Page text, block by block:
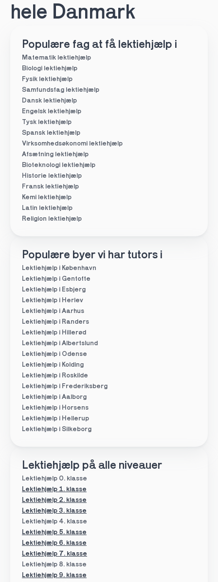
hele Danmark
Populære fag at få lektiehjælp i
Matematik lektiehjælp
Biologi lektiehjælp
Fysik lektiehjælp
Samfundsfag lektiehjælp
Dansk lektiehjælp
Engelsk lektiehjælp
Tysk lektiehjælp
Spansk lektiehjælp
Virksomhedsøkonomi lektiehjælp
Afsætning lektiehjælp
Bioteknologi lektiehjælp
Historie lektiehjælp
Fransk lektiehjælp
Kemi lektiehjælp
Latin lektiehjælp
Religion lektiehjælp
Populære byer vi har tutors i
Lektiehjælp i København
Lektiehjælp i Gentofte
Lektiehjælp i Esbjerg
Lektiehjælp i Herlev
Lektiehjælp i Aarhus
Lektiehjælp i Randers
Lektiehjælp i Hillerød
Lektiehjælp i Albertslund
Lektiehjælp i Odense
Lektiehjælp i Kolding
Lektiehjælp i Roskilde
Lektiehjælp i Frederiksberg
Lektiehjælp i Aalborg
Lektiehjælp i Horsens
Lektiehjælp i Hellerup
Lektiehjælp i Silkeborg
Lektiehjælp på alle niveauer
Lektiehjælp 0. klasse
Lektiehjælp 4. klasse
Lektiehjælp 5. klasse
Lektiehjælp 8. klasse
Lektiehjælp 1. klasse
Lektiehjælp 6. klasse
Lektiehjælp 7. klasse
Lektiehjælp 2. klasse
Lektiehjælp 3. klasse
Lektiehjælp 9. klasse